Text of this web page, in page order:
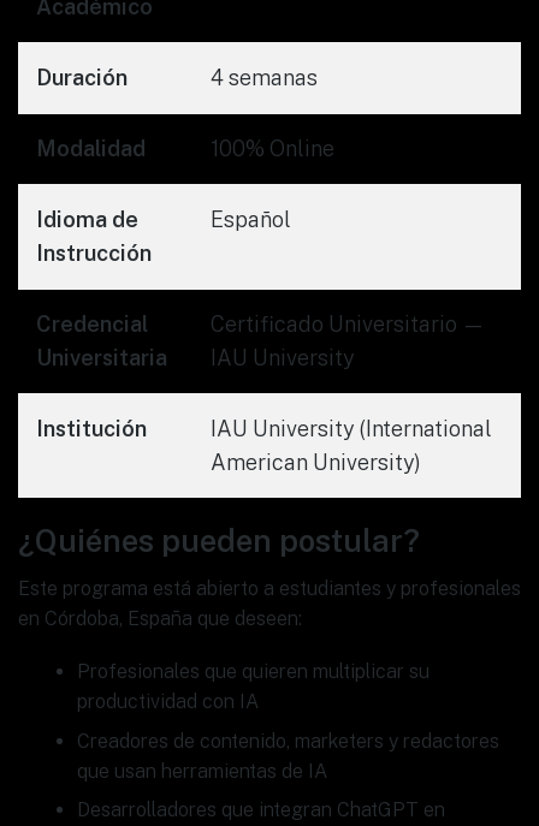
Académico
Duración 4 semanas
Modalidad 100% Online
Idioma de
Instrucción
Español
Credencial
Universitaria
Certificado Universitario —
IAU University
Institución
IAU University (International
American University)
¿Quiénes pueden postular?
Este programa está abierto a estudiantes y profesionales
en Córdoba, España que deseen:
Profesionales que quieren multiplicar su
productividad con IA
Creadores de contenido, marketers y redactores
que usan herramientas de IA
Desarrolladores que integran ChatGPT en